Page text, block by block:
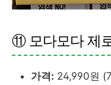
⑪ 모다모다 제
가격: 24,990원